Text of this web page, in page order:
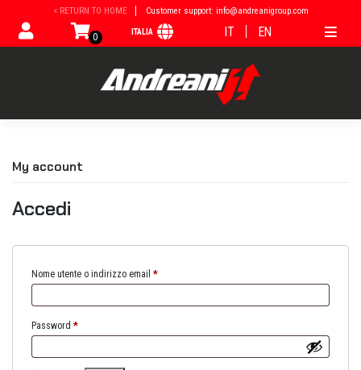
contenuto
< RETURN TO HOME Customer support: info@andreanigroup.com
0 ITALIA IT EN
My account
Accedi
Nome utente o indirizzo email *
Password *